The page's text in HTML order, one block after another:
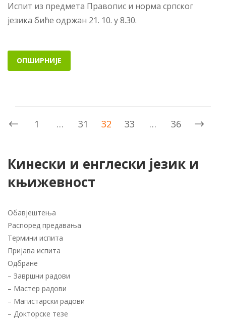
Испит из предмета Правопис и норма српског
језика биће одржан 21. 10. у 8.30.
ОПШИРНИЈЕ
1 … 31 32 33 … 36
Кинески и енглески језик и
књижевност
Обавјештења
Распоред предавања
Термини испита
Пријава испита
Одбране
– Завршни радови
– Мастер радови
– Магистарски радови
– Докторске тезе